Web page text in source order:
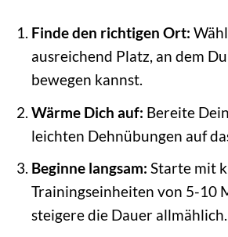
Finde den richtigen Ort:
ausreichend Platz, an dem
bewegen kannst.
Wärme Dich auf: Bereite
leichten Dehnübungen auf
Beginne langsam: Starte mit
Trainingseinheiten von 5-10
steigere die Dauer allmählich.